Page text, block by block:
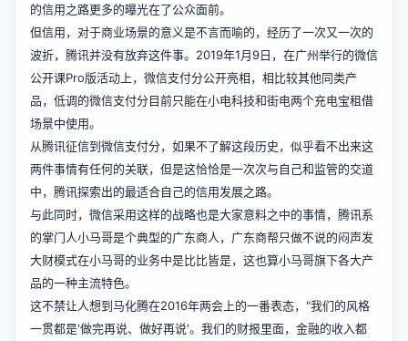
的信用之路更多的曝光在了公众面前。
但信用，对于商业场景的意义是不言而喻的，经历了一次又一次的
波折，腾讯并没有放弃这件事。2019年1月9日，在广州举行的微信
公开课Pro版活动上，微信支付分公开亮相，相比较其他同类产
品，低调的微信支付分目前只能在小电科技和街电两个充电宝租借
场景中使用。
从腾讯征信到微信支付分，如果不了解这段历史，似乎看不出来这
两件事情有任何的关联，但是这恰恰是一次次与自己和监管的交道
中，腾讯探索出的最适合自己的信用发展之路。
与此同时，微信采用这样的战略也是大家意料之中的事情，腾讯系
的掌门人小马哥是个典型的广东商人，广东商帮只做不说的闷声发
大财模式在小马哥的业务中是比比皆是，这也算小马哥旗下各大产
品的一种主流特色。
这不禁让人想到马化腾在2016年两会上的一番表态，"我们的风格
一贯都是'做完再说、做好再说'。我们的财报里面，金融的收入都